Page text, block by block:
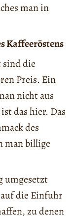
man in
Kaffeeröstens
sind die
Preis. Ein
nicht aus
das hier. Das
des
man billige
umgesetzt
die Einfuhr
zu denen